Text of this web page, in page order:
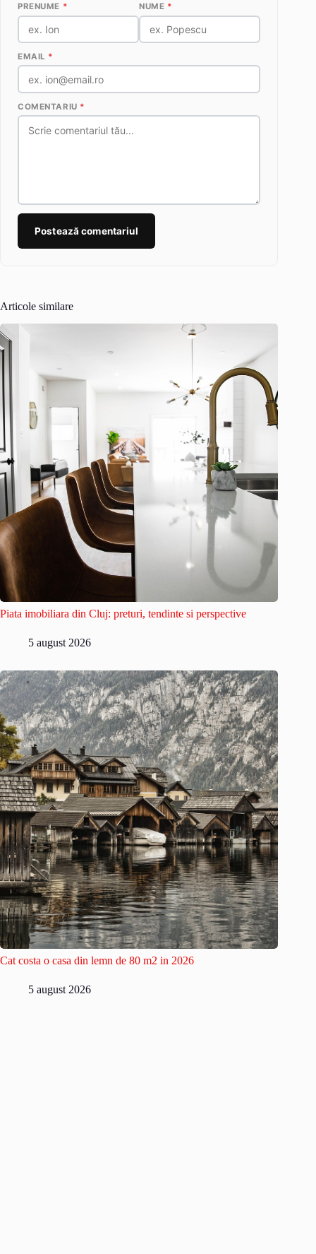
PRENUME * NUME *
EMAIL *
COMENTARIU *
Postează comentariul
Articole similare
Piata imobiliara din Cluj: preturi, tendinte si perspective
5 august 2026
Cat costa o casa din lemn de 80 m2 in 2026
5 august 2026